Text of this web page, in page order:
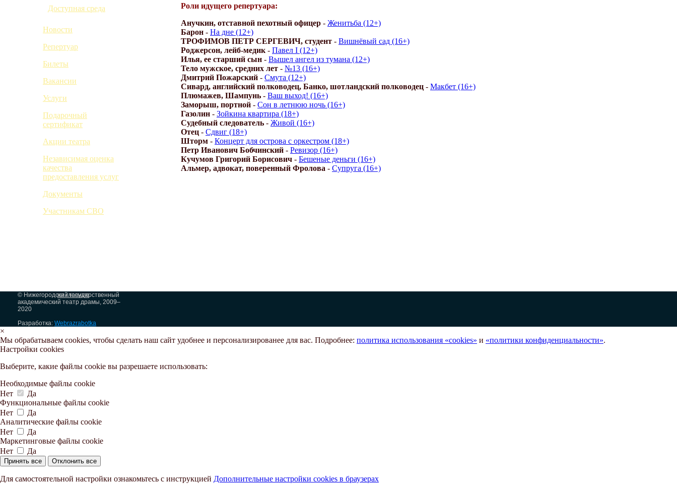
Доступная среда
Новости
Репертуар
Билеты
Вакансии
Услуги
Подарочный
сертификат
Акции театра
Независимая оценка
качества
предоставления услуг
Документы
Участникам СВО
на главную
Роли идущего репертуара:
Анучкин, отставной пехотный офицер - Женитьба (12+)
Барон - На дне (12+)
ТРОФИМОВ ПЕТР СЕРГЕВИЧ, студент - Вишнёвый сад (16+)
Роджерсон, лейб-медик - Павел I (12+)
Илья, ее старший сын - Вышел ангел из тумана (12+)
Тело мужское, средних лет - №13 (16+)
Дмитрий Пожарский - Смута (12+)
Сивард, английский полководец, Банко, шотландский полководец - Макбет (16+)
Плюмажев, Шампунь - Ваш выход! (16+)
Заморыш, портной - Сон в летнюю ночь (16+)
Газолин - Зойкина квартира (18+)
Судебный следователь - Живой (16+)
Отец - Сдвиг (18+)
Шторм - Концерт для острова с оркестром (18+)
Петр Иванович Бобчинский - Ревизор (16+)
Кучумов Григорий Борисович - Бешеные деньги (16+)
Альмер, адвокат, поверенный Фролова - Супруга (16+)
© Нижегородский государственный
академический театр драмы, 2009–
2020
Разработка: Webrazrabotka
×
Мы обрабатываем cookies, чтобы сделать наш сайт удобнее и персонализированее для вас. Подробнее: политика использования «cookies» и «политики конфиденциальности».
Настройки cookies
Выберите, какие файлы cookie вы разрешаете использовать:
Необходимые файлы cookie
Нет
Да
Функциональные файлы cookie
Нет
Да
Аналитические файлы cookie
Нет
Да
Маркетинговые файлы cookie
Нет
Да
Принять все Отклонить все
Для самостоятельной настройки ознакомьтесь с инструкцией Дополнительные настройки cookies в браузерах